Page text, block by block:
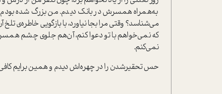
به‌همراه همسرش در بانک دیدم. من بزرگ شده بودم و
می‌شناسد؟ وقتی مرا بجا نیاورد، با بازگویی خاطره‌ی
که نمی‌خواهم با تو دعوا کنم، آن‌هم جلوی چشم
نمی‌کنم.
حس تحقیر‌شدن را در چهره‌اش دیدم و همین برایم